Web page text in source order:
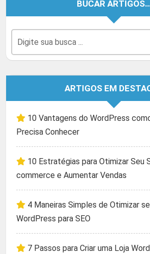
BUCAR
ARTIGOS EM
10 Vantagens do WordPress
Precisa Conhecer
10 Estratégias para Otimizar Seu
commerce e Aumentar Vendas
4 Maneiras Simples de Otimizar
WordPress para SEO
7 Passos para Criar uma Loja